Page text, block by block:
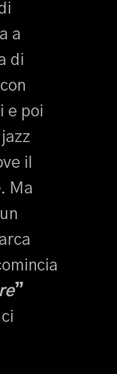
a
di
e poi
il
Ma
”